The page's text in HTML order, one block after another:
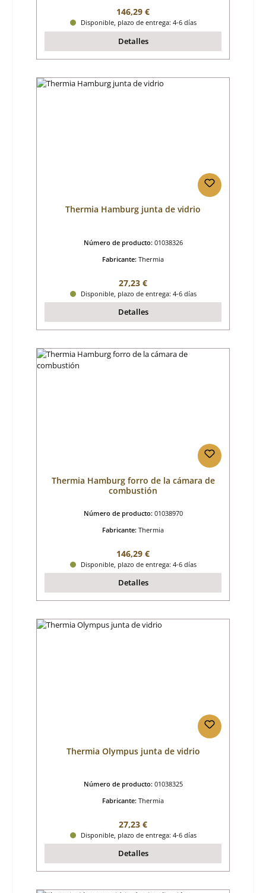
Precio normal:
146,29 €
Disponible, plazo de entrega: 4-6 días
Detalles
Thermia Hamburg junta de vidrio
Número de producto: 01038326
Fabricante: Thermia
Precio normal:
27,23 €
Disponible, plazo de entrega: 4-6 días
Detalles
Thermia Hamburg forro de la cámara de
combustión
Número de producto: 01038970
Fabricante: Thermia
Precio normal:
146,29 €
Disponible, plazo de entrega: 4-6 días
Detalles
Thermia Olympus junta de vidrio
Número de producto: 01038325
Fabricante: Thermia
Precio normal:
27,23 €
Disponible, plazo de entrega: 4-6 días
Detalles